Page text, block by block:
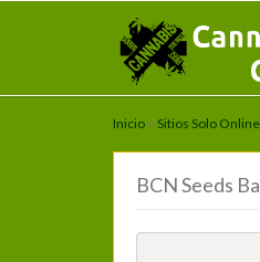
Inicio > Sitios Solo Online
BCN Seeds